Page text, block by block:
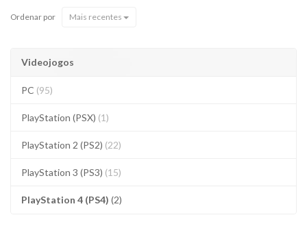
Ordenar por Mais recentes
Videojogos
PC (95)
PlayStation (PSX) (1)
PlayStation 2 (PS2) (22)
PlayStation 3 (PS3) (15)
PlayStation 4 (PS4) (2)